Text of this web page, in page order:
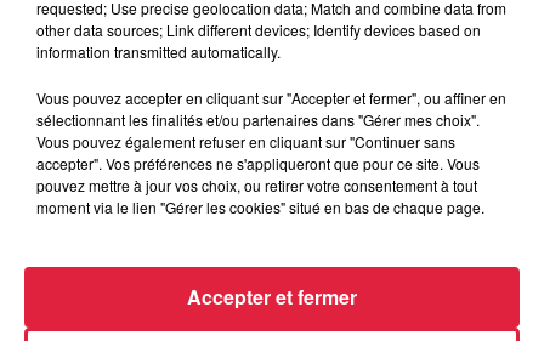
6 août 2026
Tags antisémites à Strasbourg :
6 août 2026
Au zoo de Mulhouse : rencontre
requested; Use precise geolocation data; Match and combine data from
other data sources; Link different devices; Identify devices based on
information transmitted automatically.
Vous pouvez accepter en cliquant sur "Accepter et fermer", ou affiner en
sélectionnant les finalités et/ou partenaires dans "Gérer mes choix".
Vous pouvez également refuser en cliquant sur "Continuer sans
accepter". Vos préférences ne s'appliqueront que pour ce site. Vous
pouvez mettre à jour vos choix, ou retirer votre consentement à tout
moment via le lien "Gérer les cookies" situé en bas de chaque page.
Accepter et fermer